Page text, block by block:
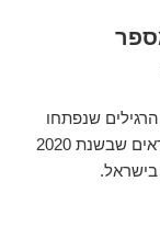
שנפתחו
בשנת 2020 ובצל מגפת הקורונה הנתונים מראים שבשנת 2020
בישראל.